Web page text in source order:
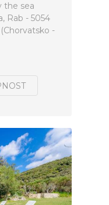
the sea
Rab - 5054
-